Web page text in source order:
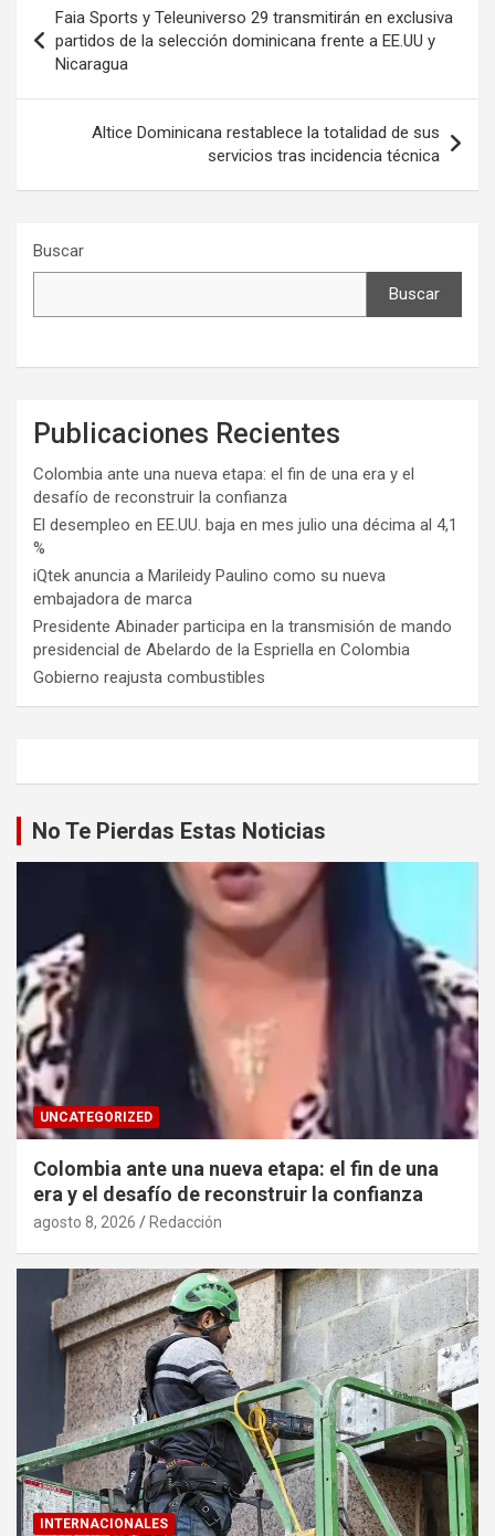
de
entradas
Faia Sports y Teleuniverso 29 transmitirán en exclusiva
partidos de la selección dominicana frente a EE.UU y
Nicaragua
Altice Dominicana restablece la totalidad de sus
servicios tras incidencia técnica
Buscar
Buscar
Publicaciones Recientes
Colombia ante una nueva etapa: el fin de una era y el
desafío de reconstruir la confianza
El desempleo en EE.UU. baja en mes julio una décima al 4,1
%
iQtek anuncia a Marileidy Paulino como su nueva
embajadora de marca
Presidente Abinader participa en la transmisión de mando
presidencial de Abelardo de la Espriella en Colombia
Gobierno reajusta combustibles
No Te Pierdas Estas Noticias
UNCATEGORIZED
Colombia ante una nueva etapa: el fin de una
era y el desafío de reconstruir la confianza
agosto 8, 2026 Redacción
INTERNACIONALES